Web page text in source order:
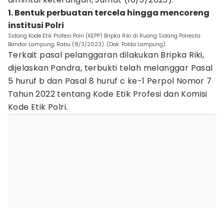
1. Bentuk perbuatan tercela hingga mencoreng
institusi Polri
Sidang Kode Etik Profesi Polri (KEPP) Bripka Riki di Ruang Sidang Polresta
Bandar Lampung, Rabu (8/3/2023). (Dok. Polda Lampung).
Terkait pasal pelanggaran dilakukan Bripka Riki,
dijelaskan Pandra, terbukti telah melanggar Pasal
5 huruf b dan Pasal 8 huruf c ke-1 Perpol Nomor 7
Tahun 2022 tentang Kode Etik Profesi dan Komisi
Kode Etik Polri.